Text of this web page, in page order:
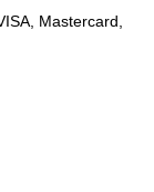
Mastercard,